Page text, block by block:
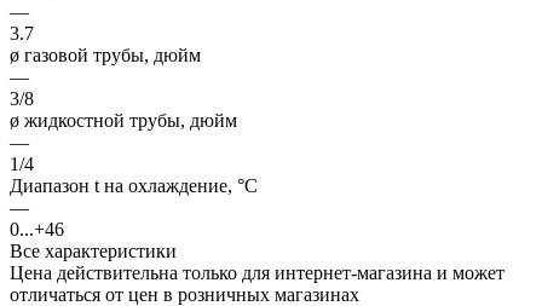
—
3.7
ø газовой трубы, дюйм
—
3/8
ø жидкостной трубы, дюйм
—
1/4
Диапазон t на охлаждение, °С
—
0...+46
Все характеристики
Цена действительна только для интернет-магазина и может
отличаться от цен в розничных магазинах